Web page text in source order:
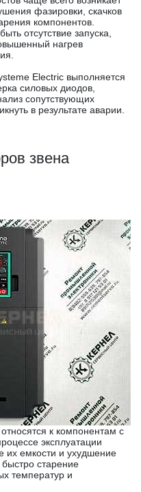
фазировки, скачков
компонентов.
отсутствие запуска,
нагрев
Electric выполняется
силовых диодов,
сопутствующих
в результате аварии.
звена
к компонентам с
эксплуатации
их емкости и ухудшение
старение
температур и